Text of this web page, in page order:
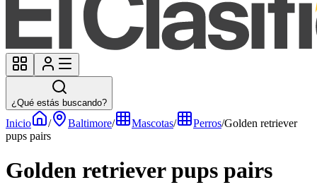
¿Qué estás buscando?
Inicio / Baltimore/ Mascotas/ Perros/Golden retriever
pups pairs
Golden retriever pups pairs